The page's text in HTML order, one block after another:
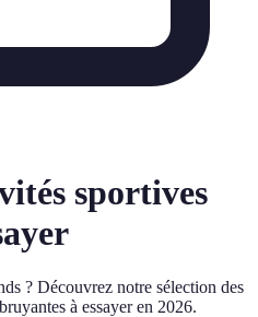
sportives
? Découvrez notre sélection des
à essayer en 2026.